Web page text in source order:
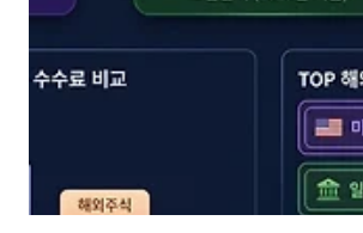
증하고 있습니다. 금융사기 수법은 날로 정교해지고 있기